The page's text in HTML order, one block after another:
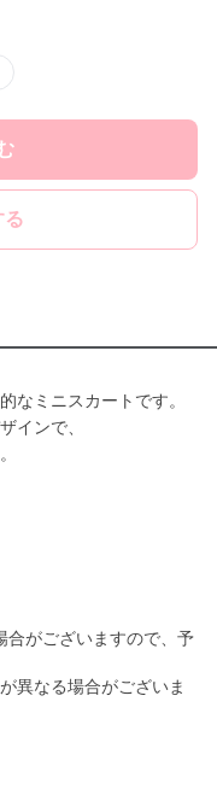
る
なミニスカートです。
インで、
がございますので、予
異なる場合がございま